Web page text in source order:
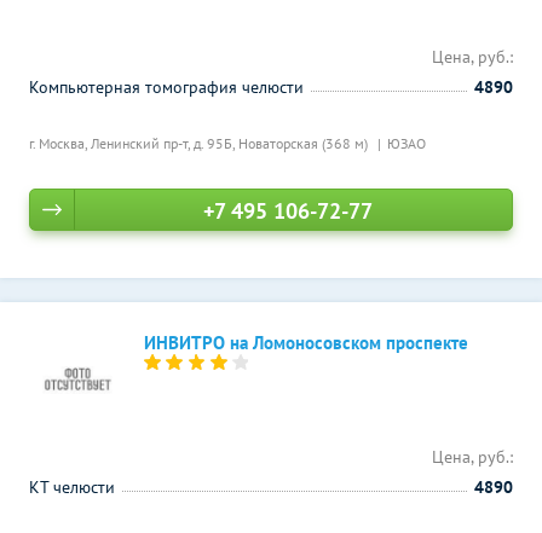
г. Москва, Ленинский пр-т, д. 95Б, Новаторская (368 м) ЮЗАО
Цена, руб.:
Компьютерная томография челюсти
4890
+7 495 106-72-77
ИНВИТРО на Ломоносовском проспекте
Цена, руб.:
КТ челюсти
4890